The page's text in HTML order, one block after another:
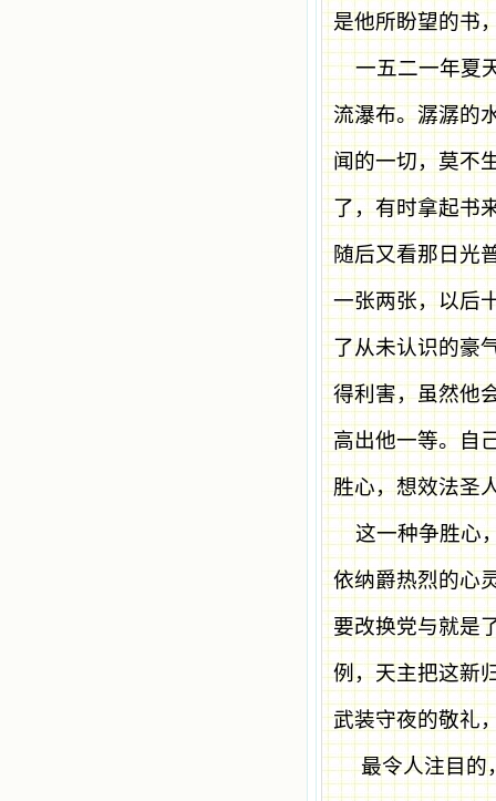
是他所盼望的书
一五二一年夏
流瀑布。潺潺的
闻的一切，莫不
了，有时拿起书
随后又看那日光
一张两张，以后
了从未认识的豪
得利害，虽然他
高出他一等。自
胜心，想效法圣
这一种争胜心
依纳爵热烈的心
要改换党与就是
例，天主把这新
武装守夜的敬礼
最令人注目的